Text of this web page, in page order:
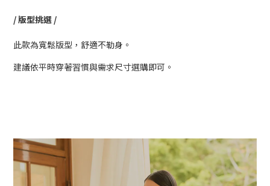
/ 版型挑選 /
此款為寬鬆版型，舒適不勒身。
建議依平時穿著習慣與需求尺寸選購即可。